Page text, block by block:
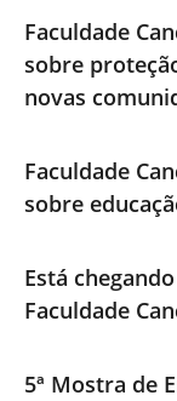
Faculdade
sobre
novas
Faculdade
sobre
Está
Faculdade
5ª Mostra de